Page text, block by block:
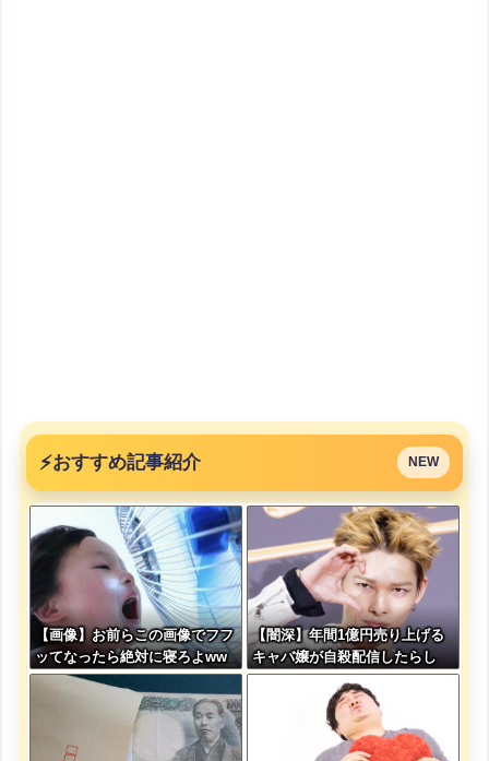
⚡おすすめ記事紹介 NEW
【画像】お前らこの画像でフフ
ッてなったら絶対に寝ろよww
wwww
【闇深】年間1億円売り上げる
キャバ嬢が自殺配信したらし
い・・・